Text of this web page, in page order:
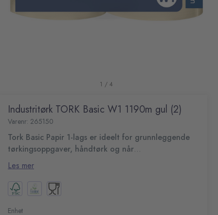
1 / 4
Industritørk TORK Basic W1 1190m gul (2)
Varenr: 265150
Tork Basic Papir 1-lags er ideelt for grunnleggende
tørkingsoppgaver, håndtørk og når
kostnadseffektivitet er viktig.
Papiret kan brukes enten i Tork gulvdispensere eller Tork
veggstativdispensere, som er utviklet for trygghet,
effektivitet og pålitelighet. Her får du enkel påfylling og
funksjoner for enkel avriving samt muligheten til å ta papir
med bare én hånd.
Perfekt til å tørke opp søl
1-lags
Les mer
Enhet